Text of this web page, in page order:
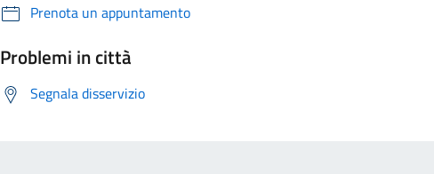
Prenota un appuntamento
Problemi in città
Segnala disservizio